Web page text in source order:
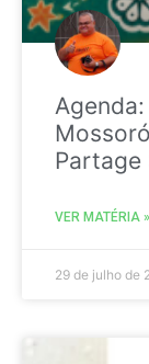
Partage
VER MATÉRIA »
29 de julho de